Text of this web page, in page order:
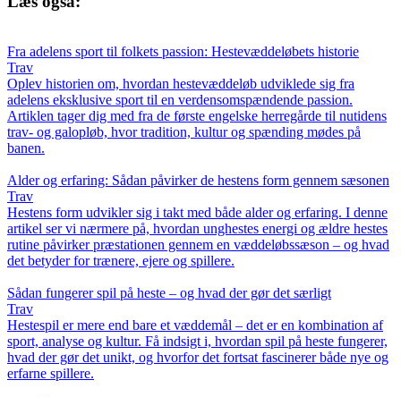
Fra adelens sport til folkets passion: Hestevæddeløbets historie
Trav
Oplev historien om, hvordan hestevæddeløb udviklede sig fra
adelens eksklusive sport til en verdensomspændende passion.
Artiklen tager dig med fra de første engelske herregårde til nutidens
trav- og galopløb, hvor tradition, kultur og spænding mødes på
banen.
Alder og erfaring: Sådan påvirker de hestens form gennem sæsonen
Trav
Hestens form udvikler sig i takt med både alder og erfaring. I denne
artikel ser vi nærmere på, hvordan unghestes energi og ældre hestes
rutine påvirker præstationen gennem en væddeløbssæson – og hvad
det betyder for trænere, ejere og spillere.
Sådan fungerer spil på heste – og hvad der gør det særligt
Trav
Hestespil er mere end bare et væddemål – det er en kombination af
sport, analyse og kultur. Få indsigt i, hvordan spil på heste fungerer,
hvad der gør det unikt, og hvorfor det fortsat fascinerer både nye og
erfarne spillere.